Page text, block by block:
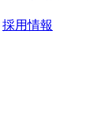
採用情報